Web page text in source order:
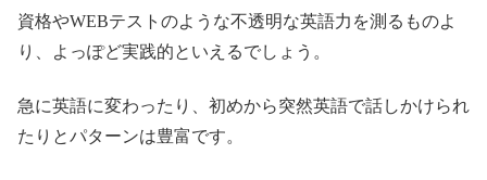
資格やWEBテストのような不透明な英語力を測るものよ
り、よっぽど実践的といえるでしょう。
急に英語に変わったり、初めから突然英語で話しかけられ
たりとパターンは豊富です。